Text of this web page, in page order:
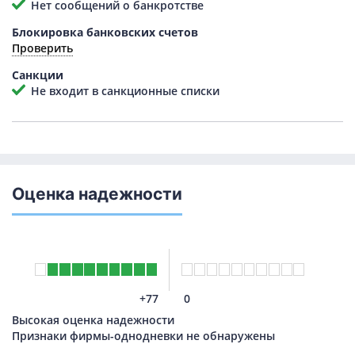
Нет сообщений о банкротстве
Блокировка банковских счетов
Проверить
Санкции
Не входит в санкционные списки
Оценка надежности
+77
0
Высокая оценка надежности
Признаки фирмы-однодневки не обнаружены